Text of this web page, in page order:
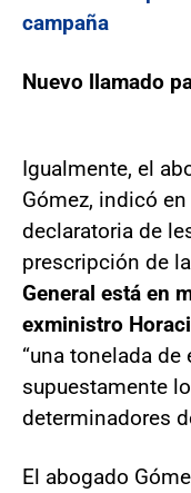
campaña
Nuevo llamado
Igualmente, el
Gómez, indicó
declaratoria de
prescripción de
General está en
exministro
“una tonelada de
supuestamente
determinadores
El abogado